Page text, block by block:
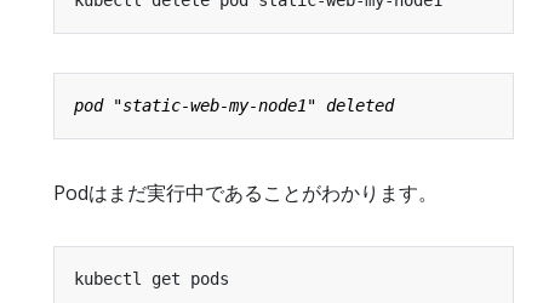
Podはまだ実行中であることがわかります。